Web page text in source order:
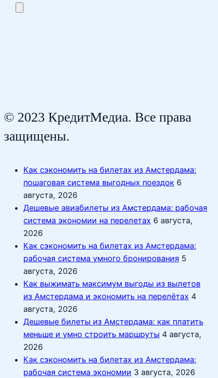
© 2023 КредитМедиа. Все права
защищены.
Как сэкономить на билетах из Амстердама:
пошаговая система выгодных поездок 6
августа, 2026
Дешевые авиабилеты из Амстердама: рабочая
система экономии на перелетах 6 августа,
2026
Как сэкономить на билетах из Амстердама:
рабочая система умного бронирования 5
августа, 2026
Как выжимать максимум выгоды из вылетов
из Амстердама и экономить на перелётах 4
августа, 2026
Дешевые билеты из Амстердама: как платить
меньше и умно строить маршруты 4 августа,
2026
Как сэкономить на билетах из Амстердама:
рабочая система экономии 3 августа, 2026